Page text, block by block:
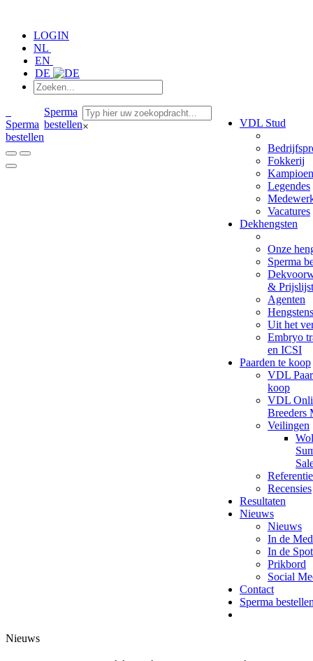
LOGIN
NL
EN
DE
Sperma
bestellen
Sperma
bestellen× VDL Stud
Fokkerij
Legendes
Vacatures
Dekhengsten
Onze
Sperma
& Prijslijst
Agenten
Uit het
Embryo
en ICSI
Paarden te koop
VDL
koop
VDL
Breeders
Veilingen
Recensies
Resultaten
Nieuws
Nieuws
In de
In de
Prikbord
Social
Contact
Sperma
Nieuws